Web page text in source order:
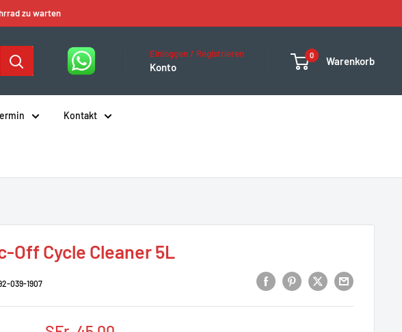
zu warten
Einloggen / Registrieren
Konto
0 Warenkorb
Kontakt
Off Cycle Cleaner 5L
039-1907